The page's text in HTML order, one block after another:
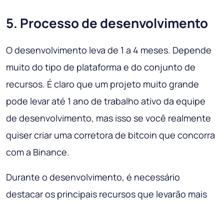
5. Processo de desenvolvimento
O desenvolvimento leva de 1 a 4 meses. Depende
muito do tipo de plataforma e do conjunto de
recursos. É claro que um projeto muito grande
pode levar até 1 ano de trabalho ativo da equipe
de desenvolvimento, mas isso se você realmente
quiser criar uma corretora de bitcoin que concorra
com a Binance.
Durante o desenvolvimento, é necessário
destacar os principais recursos que levarão mais